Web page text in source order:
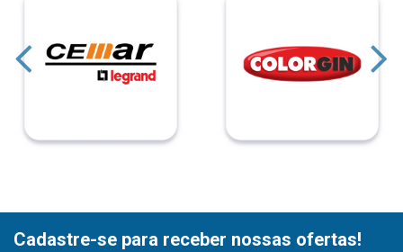
Cadastre-se para receber nossas ofertas!